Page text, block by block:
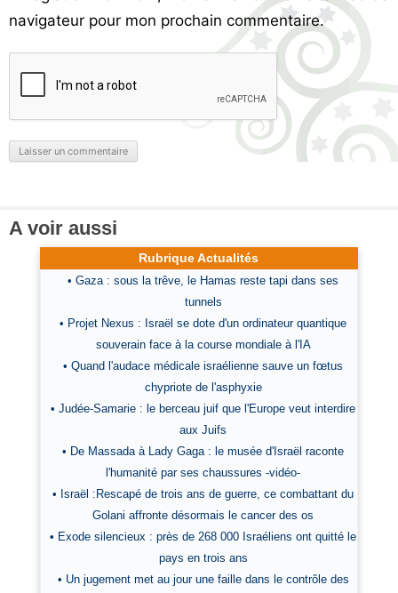
navigateur pour mon prochain commentaire.
A voir aussi
Rubrique Actualités
• Gaza : sous la trêve, le Hamas reste tapi dans ses
tunnels
• Projet Nexus : Israël se dote d'un ordinateur quantique
souverain face à la course mondiale à l'IA
• Quand l'audace médicale israélienne sauve un fœtus
chypriote de l'asphyxie
• Judée-Samarie : le berceau juif que l'Europe veut interdire
aux Juifs
• De Massada à Lady Gaga : le musée d'Israël raconte
l'humanité par ses chaussures -vidéo-
• Israël :Rescapé de trois ans de guerre, ce combattant du
Golani affronte désormais le cancer des os
• Exode silencieux : près de 268 000 Israéliens ont quitté le
pays en trois ans
• Un jugement met au jour une faille dans le contrôle des